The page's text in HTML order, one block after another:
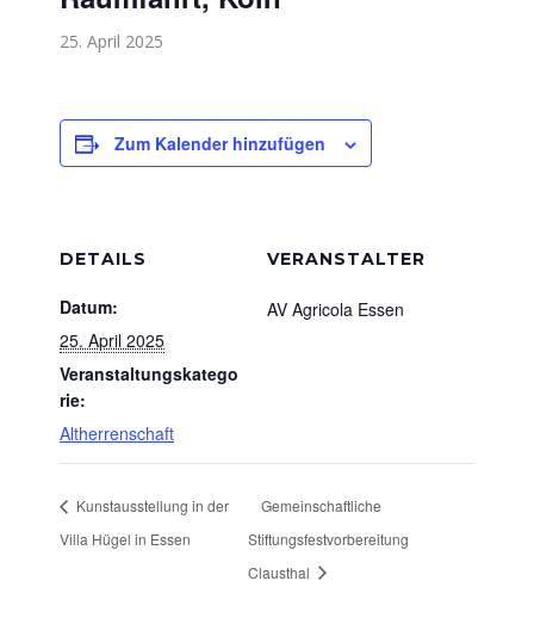
25. April 2025
Zum Kalender hinzufügen
DETAILS
Datum:
25. April 2025
Veranstaltungskatego
rie:
Altherrenschaft
VERANSTALTER
AV Agricola Essen
Kunstausstellung in der
Villa Hügel in Essen
Gemeinschaftliche
Stiftungsfestvorbereitung
Clausthal